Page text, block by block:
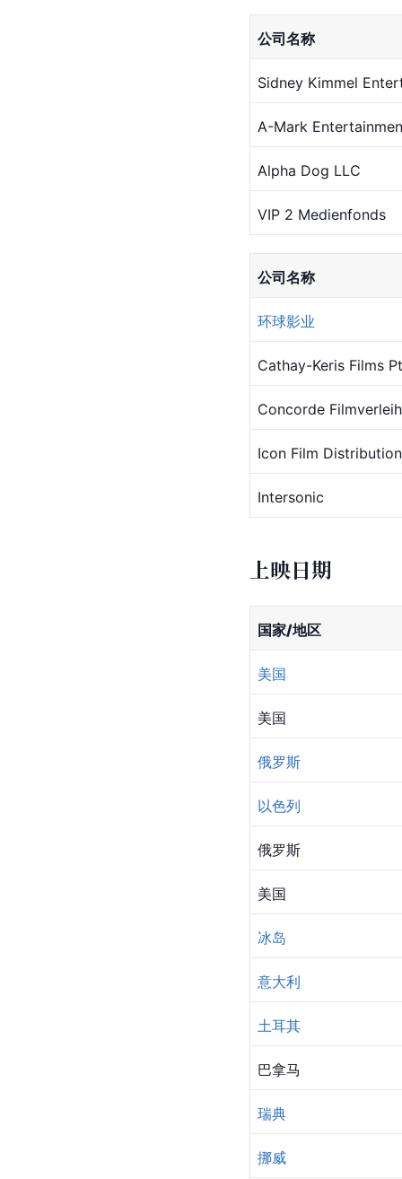
公司名称
Sidney Kimmel
A-Mark
Alpha Dog LLC
VIP 2 Medienfonds
公司名称
环球影业
Cathay-Keris Films
Concorde
Icon Film Distribution
Intersonic
上映日期
国家/地区
美国
美国
俄罗斯
以色列
俄罗斯
美国
冰岛
意大利
土耳其
巴拿马
瑞典
挪威